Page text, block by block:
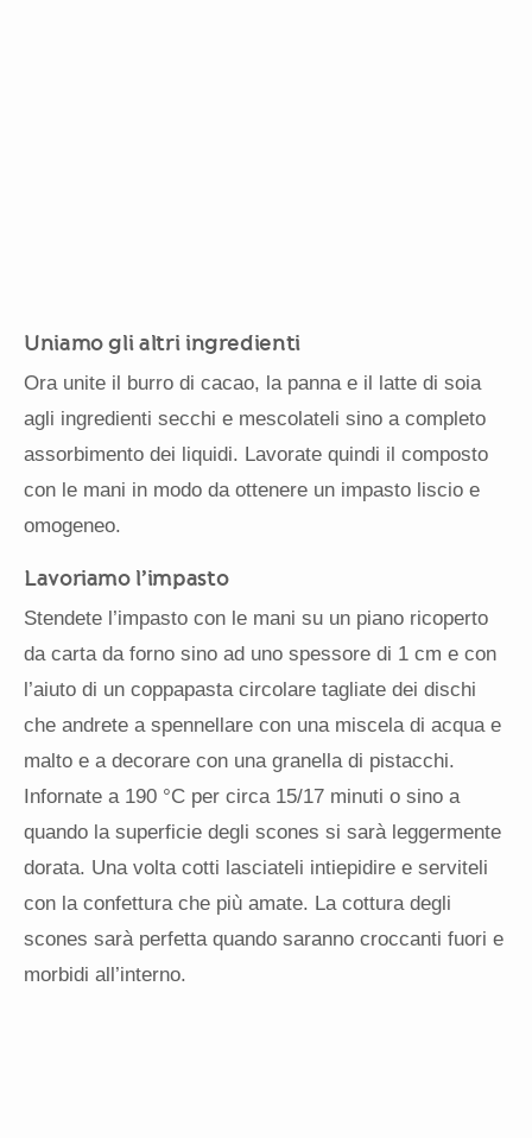
Uniamo gli altri ingredienti
Ora unite il burro di cacao, la panna e il latte di soia
agli ingredienti secchi e mescolateli sino a completo
assorbimento dei liquidi. Lavorate quindi il composto
con le mani in modo da ottenere un impasto liscio e
omogeneo.
Lavoriamo l’impasto
Stendete l’impasto con le mani su un piano ricoperto
da carta da forno sino ad uno spessore di 1 cm e con
l’aiuto di un coppapasta circolare tagliate dei dischi
che andrete a spennellare con una miscela di acqua e
malto e a decorare con una granella di pistacchi.
Infornate a 190 °C per circa 15/17 minuti o sino a
quando la superficie degli scones si sarà leggermente
dorata. Una volta cotti lasciateli intiepidire e serviteli
con la confettura che più amate. La cottura degli
scones sarà perfetta quando saranno croccanti fuori e
morbidi all’interno.